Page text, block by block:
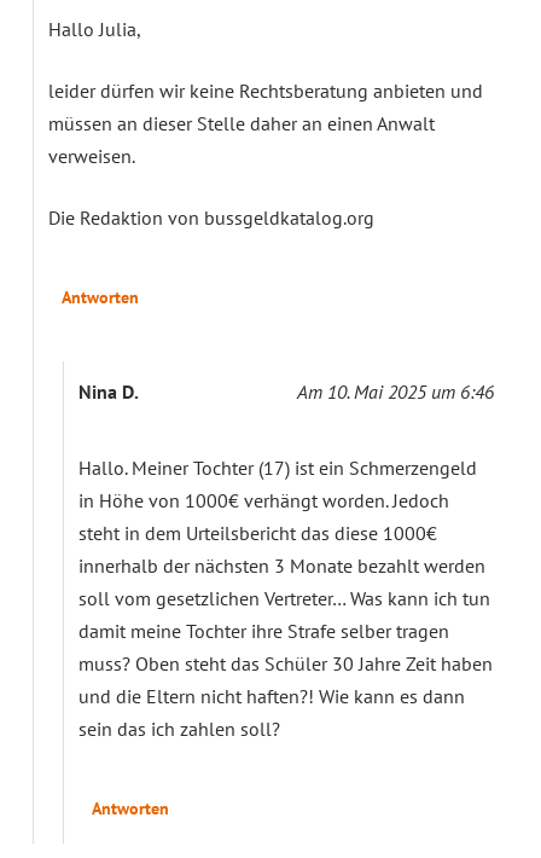
Hallo Julia,
leider dürfen wir keine Rechtsberatung anbieten und
müssen an dieser Stelle daher an einen Anwalt
verweisen.
Die Redaktion von bussgeldkatalog.org
Antworten
Nina D. Am 10. Mai 2025 um 6:46
Hallo. Meiner Tochter (17) ist ein Schmerzengeld
in Höhe von 1000€ verhängt worden. Jedoch
steht in dem Urteilsbericht das diese 1000€
innerhalb der nächsten 3 Monate bezahlt werden
soll vom gesetzlichen Vertreter… Was kann ich tun
damit meine Tochter ihre Strafe selber tragen
muss? Oben steht das Schüler 30 Jahre Zeit haben
und die Eltern nicht haften?! Wie kann es dann
sein das ich zahlen soll?
Antworten